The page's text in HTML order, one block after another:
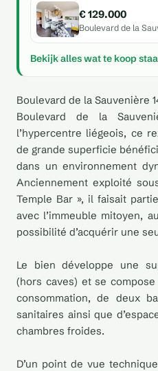
€ 129.000
Boulevard de la
Bekijk alles wat te koop
Boulevard de la Sauvenière
Boulevard de la
l’hypercentre liégeois, ce
de grande superficie
dans un environnement
Anciennement exploité
Temple Bar », il faisait
avec l’immeuble mitoyen,
possibilité d’acquérir une
Le bien développe une
(hors caves) et se
consommation, de deux
sanitaires ainsi que
chambres froides.
D’un point de vue